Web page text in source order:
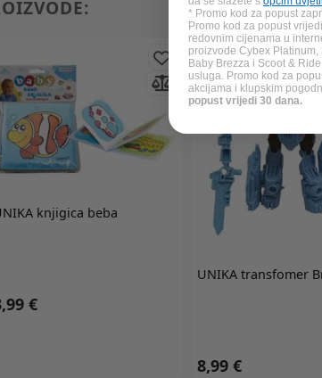
knjigica beba
€
UNIKA transfomer
8,99 €
* Promo kod za popust
Promo kod za popust
redovnim cijenama u
proizvode Cybex Platinum,
Baby Brezza i Scoot &
usluga. Promo kod za
akcijama i klupskim
popust vrijedi 30 dana.